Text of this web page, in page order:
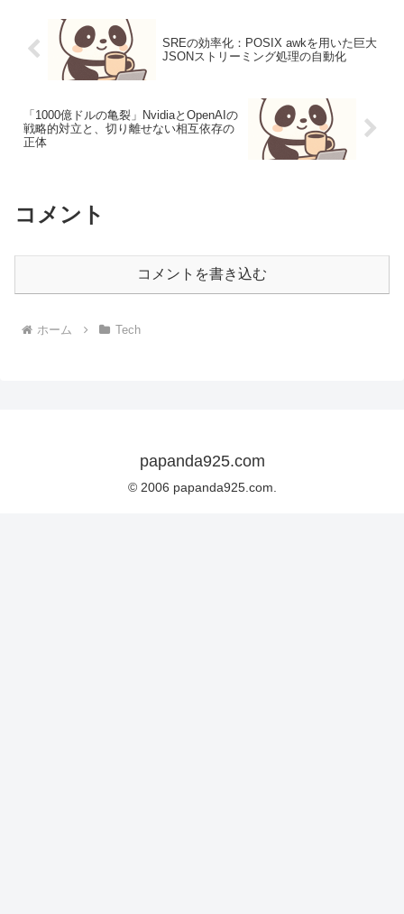
SREの効率化：POSIX awkを用いた巨大
JSONストリーミング処理の自動化
「1000億ドルの亀裂」NvidiaとOpenAIの
戦略的対立と、切り離せない相互依存の
正体
コメント
コメントを書き込む
ホーム Tech
papanda925.com
© 2006 papanda925.com.